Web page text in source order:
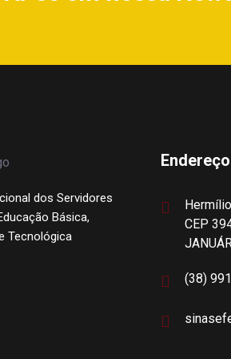
dos Servidores
Básica,
Tecnológica
CEP
(38)